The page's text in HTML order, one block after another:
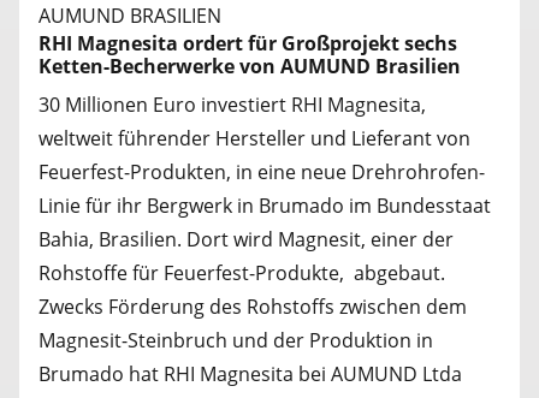
AUMUND BRASILIEN
RHI Magnesita ordert für Großprojekt sechs
Ketten-Becherwerke von AUMUND Brasilien
30 Millionen Euro investiert RHI Magnesita,
weltweit führender Hersteller und Lieferant von
Feuerfest-Produkten, in eine neue Drehrohrofen-
Linie für ihr Bergwerk in Brumado im Bundesstaat
Bahia, Brasilien. Dort wird Magnesit, einer der
Rohstoffe für Feuerfest-Produkte, abgebaut.
Zwecks Förderung des Rohstoffs zwischen dem
Magnesit-Steinbruch und der Produktion in
Brumado hat RHI Magnesita bei AUMUND Ltda